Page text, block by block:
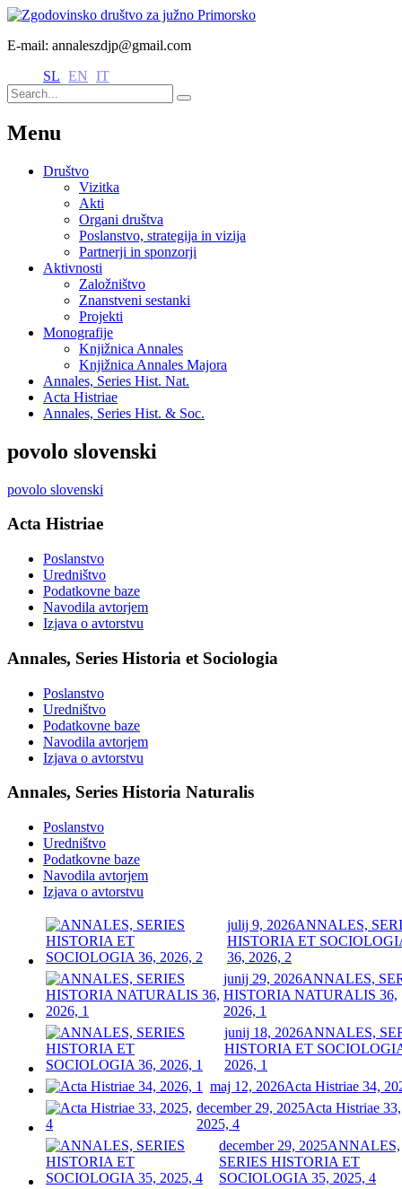
E-mail: annaleszdjp@gmail.com
SL EN IT
Menu
Društvo
Vizitka
Akti
Organi društva
Poslanstvo, strategija in vizija
Partnerji in sponzorji
Aktivnosti
Založništvo
Znanstveni sestanki
Projekti
Monografije
Knjižnica Annales
Knjižnica Annales Majora
Annales, Series Hist. Nat.
Acta Histriae
Annales, Series Hist. & Soc.
povolo slovenski
povolo slovenski
Acta Histriae
Poslanstvo
Uredništvo
Podatkovne baze
Navodila avtorjem
Izjava o avtorstvu
Annales, Series Historia et Sociologia
Poslanstvo
Uredništvo
Podatkovne baze
Navodila avtorjem
Izjava o avtorstvu
Annales, Series Historia Naturalis
Poslanstvo
Uredništvo
Podatkovne baze
Navodila avtorjem
Izjava o avtorstvu
julij 9, 2026ANNALES,
HISTORIA ET
36, 2026, 2
junij 29, 2026ANNALES,
HISTORIA NATURALIS 36,
2026, 1
junij 18, 2026ANNALES,
HISTORIA ET
2026, 1
maj 12, 2026Acta Histriae 34,
december 29, 2025Acta Histriae 33,
2025, 4
december 29, 2025ANNALES,
SERIES HISTORIA ET
SOCIOLOGIA 35, 2025, 4